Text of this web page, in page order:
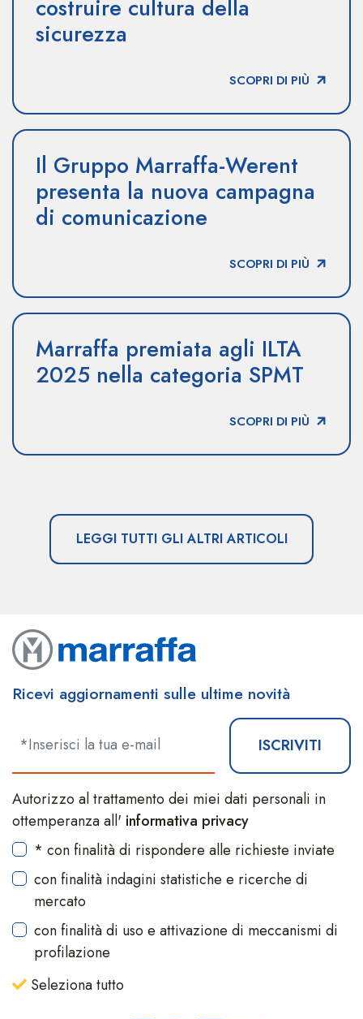
costruire cultura della
sicurezza
SCOPRI DI PIÙ
Il Gruppo Marraffa-Werent
presenta la nuova campagna
di comunicazione
SCOPRI DI PIÙ
Marraffa premiata agli ILTA
2025 nella categoria SPMT
SCOPRI DI PIÙ
LEGGI TUTTI GLI ALTRI ARTICOLI
Ricevi aggiornamenti sulle ultime novità
ISCRIVITI
Autorizzo al trattamento dei miei dati personali in
ottemperanza all' informativa privacy
* con finalità di rispondere alle richieste inviate
con finalità indagini statistiche e ricerche di
mercato
con finalità di uso e attivazione di meccanismi di
profilazione
Seleziona tutto